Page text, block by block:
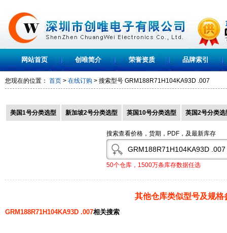
网站首页 创唯简介 荣誉资质 品牌索引
您现在的位置： 首页 > 在线订购 > 搜索型号 GRM188R71H104KA93D .007
美国1号分类选型 新加坡2号分类选型 英国10号分类选型 英国2号分类选
搜索查看价格，货期，PDF，及最新库存
50个仓库，1500万条库存数据任选
其他仓库类似型号及规格
GRM188R71H104KA93D .007相关搜索